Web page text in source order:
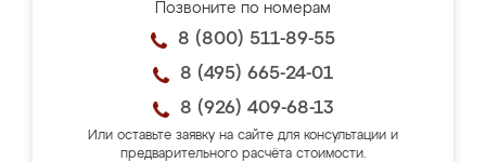
Позвоните по номерам
8 (800) 511-89-55
8 (495) 665-24-01
8 (926) 409-68-13
Или оставьте заявку на сайте для консультации и
предварительного расчёта стоимости.